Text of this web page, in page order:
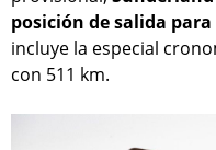
posición de salida
incluye la especial
con 511 km.